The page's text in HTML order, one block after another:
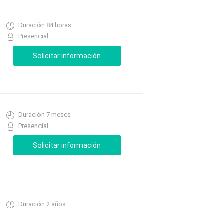
Duración 84 horas
Presencial
Duración 7 meses
Presencial
Duración 2 años